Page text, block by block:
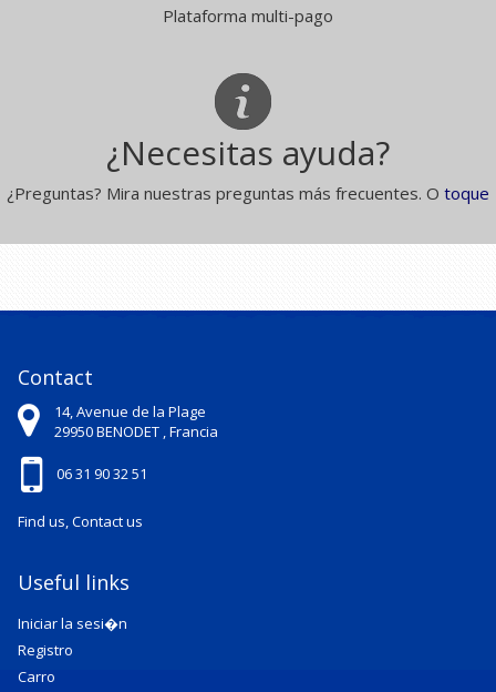
Plataforma multi-pago
¿Necesitas ayuda?
¿Preguntas? Mira nuestras preguntas más frecuentes. O toque
Contact
14, Avenue de la Plage
29950BENODET ,Francia
06 31 90 32 51
Find us, Contact us
Useful links
Iniciar la sesi�n
Registro
Carro